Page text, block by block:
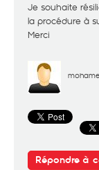
Je souhaite
la procédure à
Merci
Répondre à